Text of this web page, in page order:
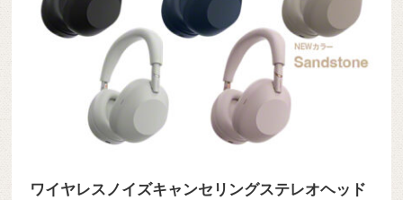
ワイヤレスノイズキャンセリングステレオヘッド